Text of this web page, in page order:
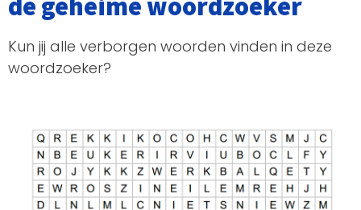
Kun jij alle verborgen woorden vinden in deze
woordzoeker?